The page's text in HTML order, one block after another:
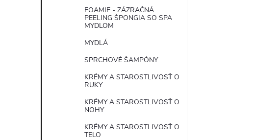
FOAMIE - ZÁZRAČNÁ
PEELING ŠPONGIA SO SPA
MYDLOM
MYDLÁ
SPRCHOVÉ ŠAMPÓNY
KRÉMY A STAROSTLIVOSŤ O
RUKY
KRÉMY A STAROSTLIVOSŤ O
NOHY
KRÉMY A STAROSTLIVOSŤ O
TELO